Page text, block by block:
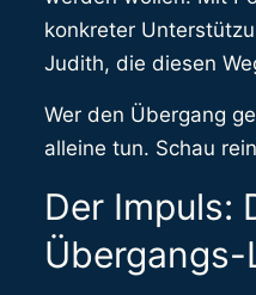
konkreter
Judith, die diesen
Wer den Übergang
alleine tun. Schau
Der Impuls: